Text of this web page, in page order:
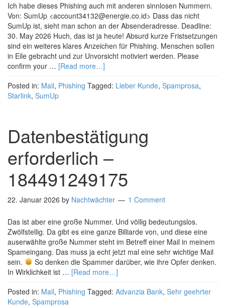
Ich habe dieses Phishing auch mit anderen sinnlosen Nummern.
Von: SumUp <account34132@energie.co.id> Dass das nicht
SumUp ist, sieht man schon an der Absenderadresse. Deadline:
30. May 2026 Huch, das ist ja heute! Absurd kurze Fristsetzungen
sind ein weiteres klares Anzeichen für Phishing. Menschen sollen
in Eile gebracht und zur Unvorsicht motiviert werden. Please
confirm your … [Read more…]
Posted in: Mail, Phishing Tagged: Lieber Kunde, Spamprosa,
Starlink, SumUp
Datenbestätigung
erforderlich –
184491249175
22. Januar 2026 by Nachtwächter 1 Comment
Das ist aber eine große Nummer. Und völlig bedeutungslos.
Zwölfstellig. Da gibt es eine ganze Billiarde von, und diese eine
auserwählte große Nummer steht im Betreff einer Mail in meinem
Spameingang. Das muss ja echt jetzt mal eine sehr wichtige Mail
sein.
So denken die Spammer darüber, wie ihre Opfer denken.
In Wirklichkeit ist … [Read more…]
Posted in: Mail, Phishing Tagged: Advanzia Bank, Sehr geehrter
Kunde, Spamprosa